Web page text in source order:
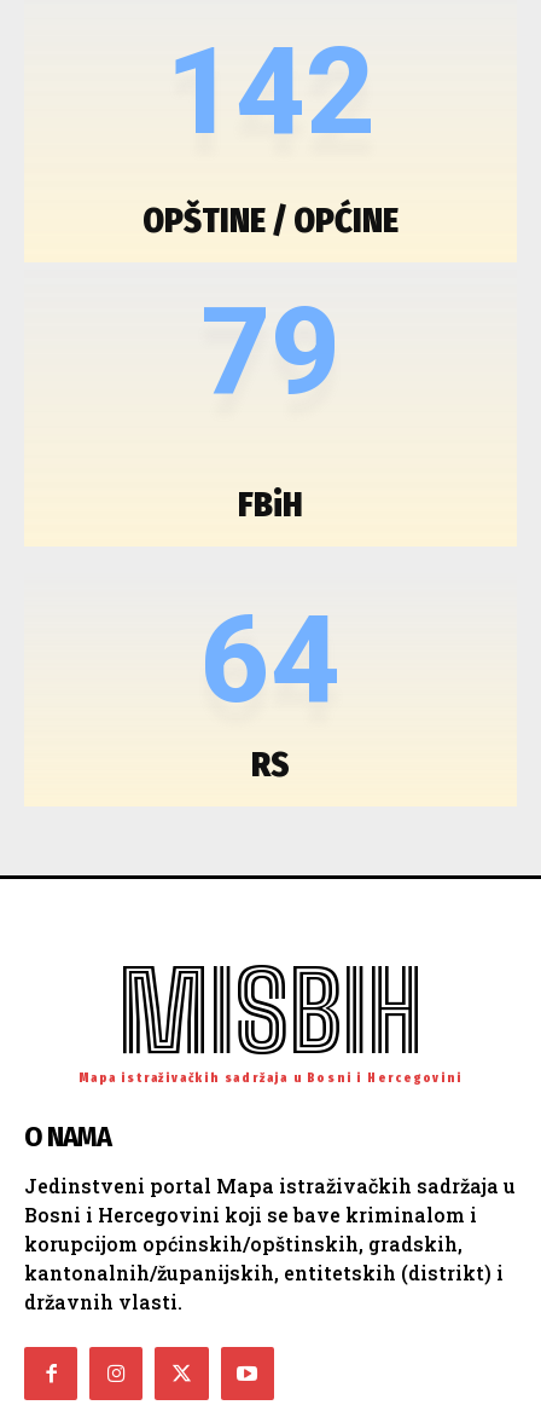
142
OPŠTINE / OPĆINE
79
FBiH
64
RS
MISBIH
Mapa istraživačkih sadržaja u Bosni i Hercegovini
O NAMA
Jedinstveni portal Mapa istraživačkih sadržaja u
Bosni i Hercegovini koji se bave kriminalom i
korupcijom općinskih/opštinskih, gradskih,
kantonalnih/županijskih, entitetskih (distrikt) i
državnih vlasti.